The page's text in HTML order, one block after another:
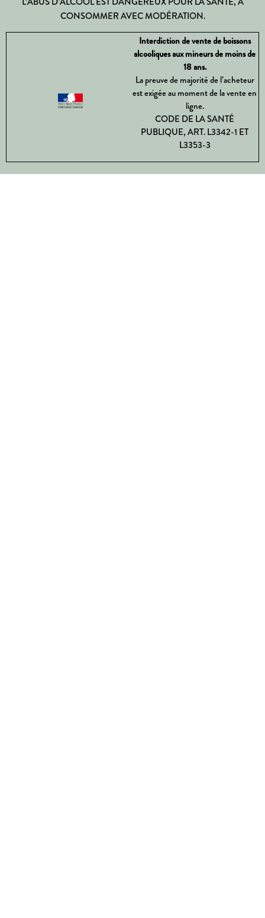
CONSOMMER AVEC MODÉRATION.
Interdiction de vente de boissons
alcooliques aux mineurs de moins de
18 ans.
La preuve de majorité de l’acheteur
est exigée au moment de la vente en
ligne.
CODE DE LA SANTÉ
PUBLIQUE, ART. L3342-1 ET
L3353-3